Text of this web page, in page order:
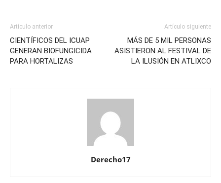
Artículo anterior
CIENTÍFICOS DEL ICUAP
GENERAN BIOFUNGICIDA
PARA HORTALIZAS
Artículo siguiente
MÁS DE 5 MIL PERSONAS
ASISTIERON AL FESTIVAL DE
LA ILUSIÓN EN ATLIXCO
Derecho17